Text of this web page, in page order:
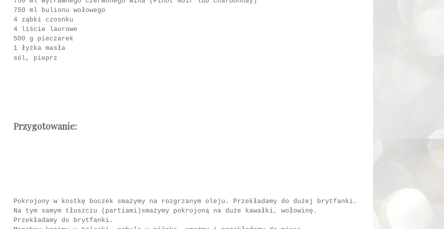
750 ml bulionu wołowego
4 ząbki czosnku
4 liście laurowe
500 g pieczarek
1 łyżka masła
sól, pieprz
Przygotowanie:
Pokrojony w kostkę boczek smażymy na rozgrzanym oleju. Przekładamy do dużej brytfanki.
Na tym samym tłuszczu (partiami)smażymy pokrojoną na duże kawałki, wołowinę.
Przekładamy do brytfanki.